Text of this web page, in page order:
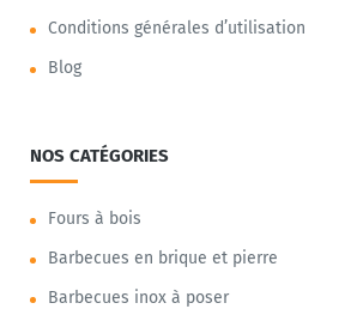
Conditions générales d’utilisation
Blog
NOS CATÉGORIES
Fours à bois
Barbecues en brique et pierre
Barbecues inox à poser